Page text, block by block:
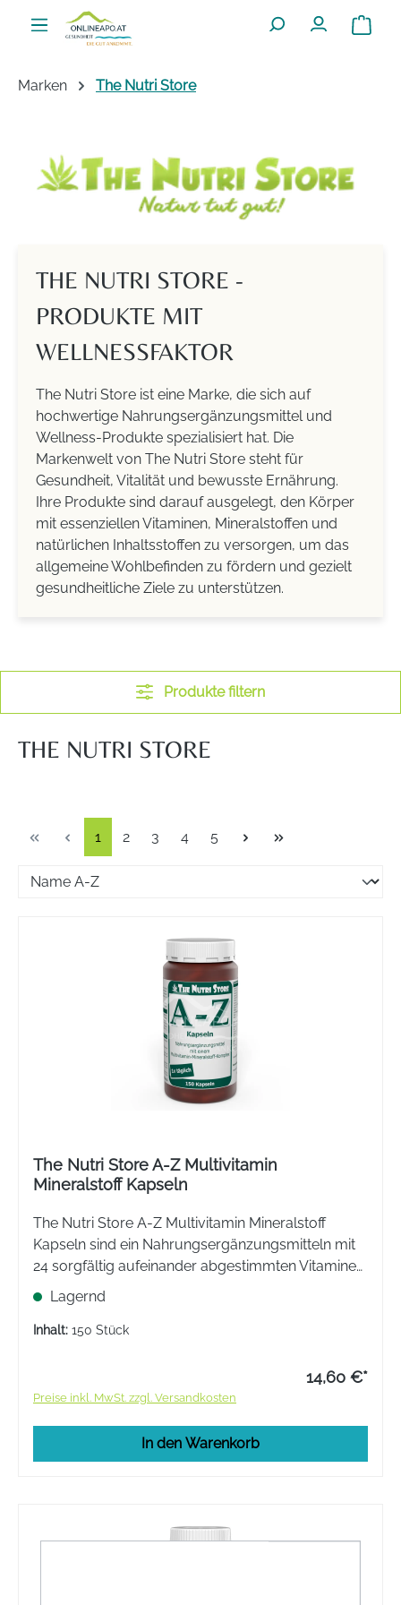
Zum Hauptinhalt springen
Marken The Nutri Store
THE NUTRI STORE -
PRODUKTE MIT
WELLNESSFAKTOR
The Nutri Store ist eine Marke, die sich auf
hochwertige Nahrungsergänzungsmittel und
Wellness-Produkte spezialisiert hat. Die
Markenwelt von The Nutri Store steht für
Gesundheit, Vitalität und bewusste Ernährung.
Ihre Produkte sind darauf ausgelegt, den Körper
mit essenziellen Vitaminen, Mineralstoffen und
natürlichen Inhaltsstoffen zu versorgen, um das
allgemeine Wohlbefinden zu fördern und gezielt
gesundheitliche Ziele zu unterstützen.
Produkte filtern
THE NUTRI STORE
Seite
1 Seite
2 Seite
3 Seite
4 Seite
5
The Nutri Store A-Z Multivitamin
Mineralstoff Kapseln
The Nutri Store A-Z Multivitamin Mineralstoff
Kapseln sind ein Nahrungsergänzungsmitteln mit
24 sorgfältig aufeinander abgestimmten Vitaminen,
Mineralstoffen und Spurenelementen für eine
ausreichende Versorgung mit Vitalstoffen.
Lagernd
Inhalt: 150 Stück
14,60 €*
Preise inkl. MwSt. zzgl. Versandkosten
In den Warenkorb